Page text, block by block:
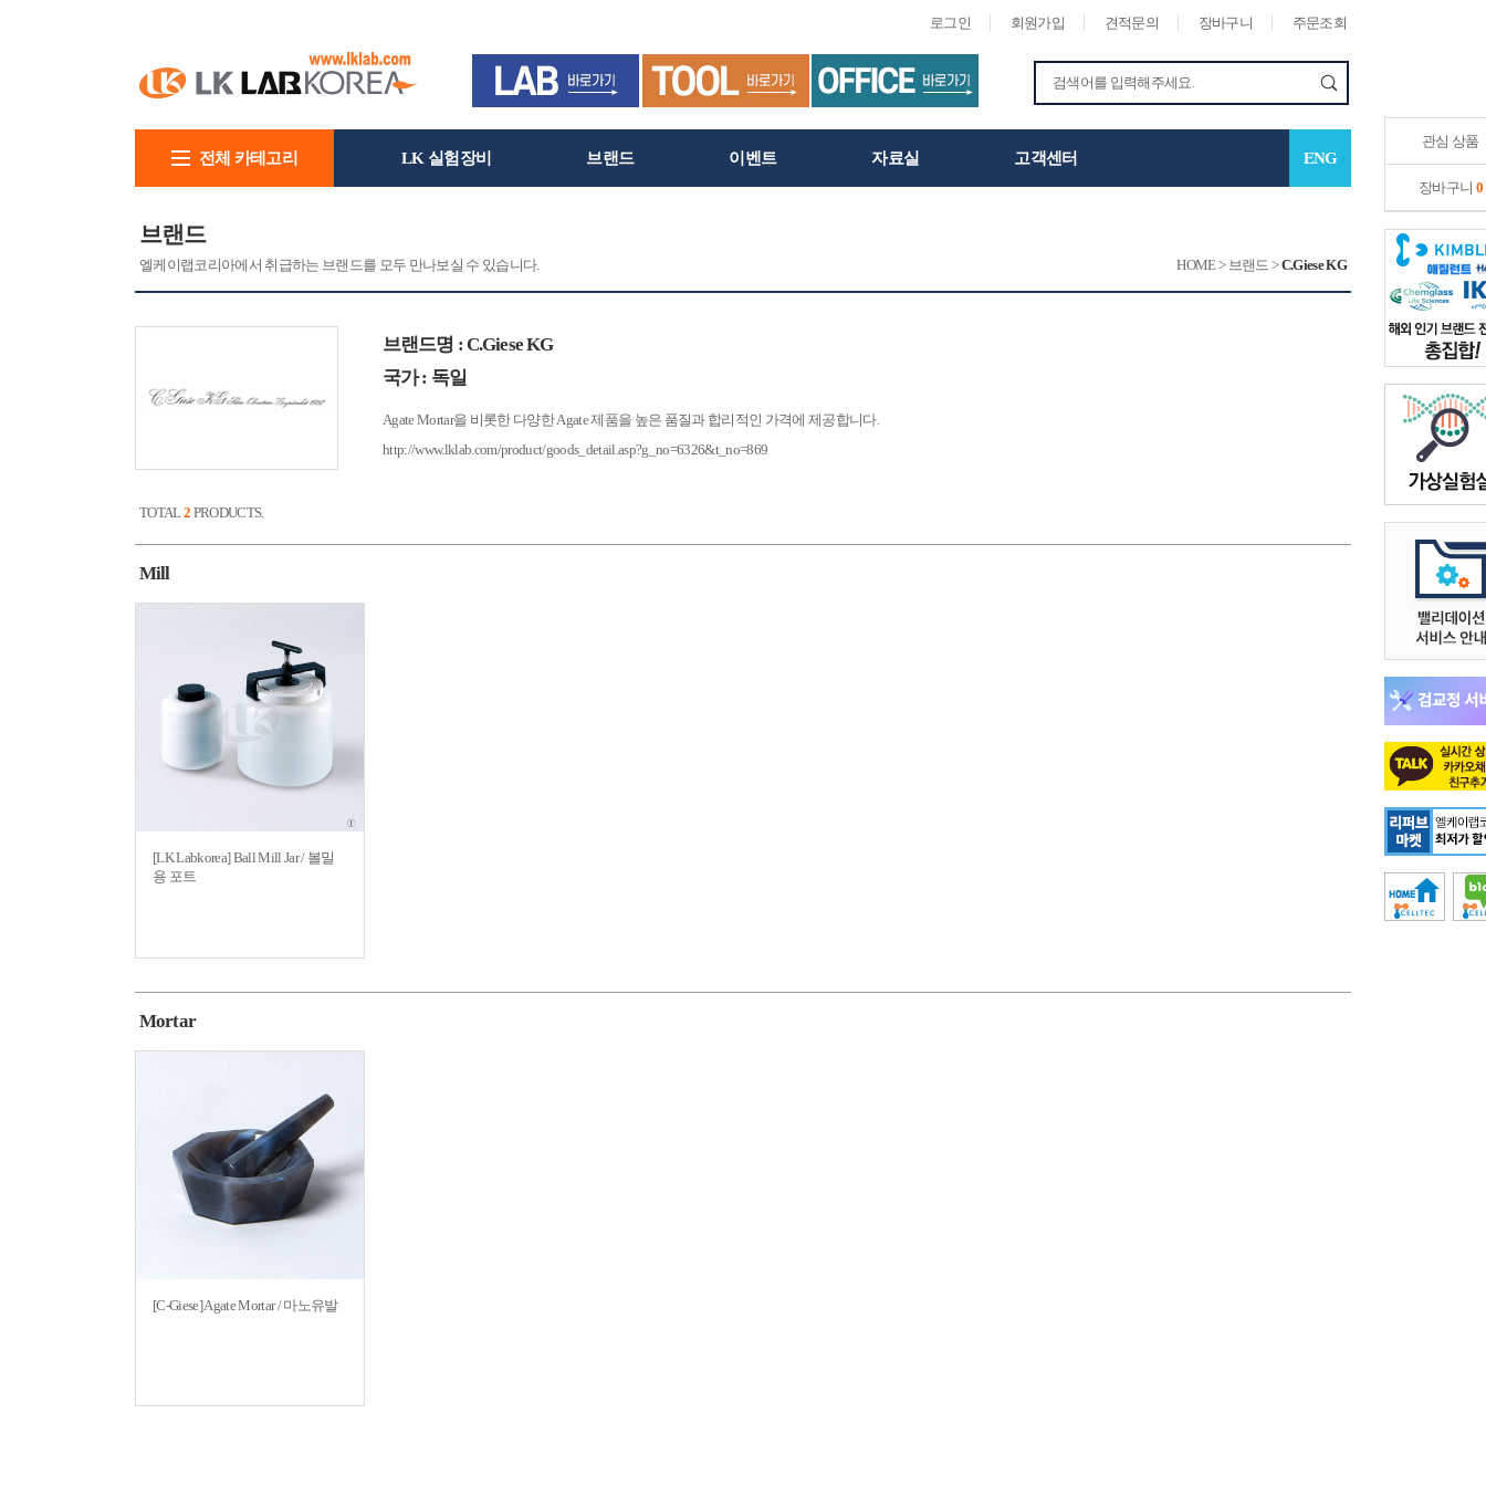
로그인 회원가입 견적문의 장바구니 주문조회
관심 상품
장바구니 0
전체 카테고리 LK 실험장비 브랜드 이벤트 자료실 고객센터 ENG
브랜드
엘케이랩코리아에서 취급하는 브랜드를 모두 만나보실 수 있습니다. HOME> 브랜드 >C.Giese KG
브랜드명 : C.Giese KG
국가 : 독일
Agate Mortar을 비롯한 다양한 Agate 제품을 높은 품질과 합리적인 가격에 제공합니다.
http://www.lklab.com/product/goods_detail.asp?g_no=6326&t_no=869
TOTAL 2 PRODUCTS.
Mill
[LK Labkorea] Ball Mill Jar / 볼밀
용 포트
Mortar
[C-Giese] Agate Mortar / 마노유발